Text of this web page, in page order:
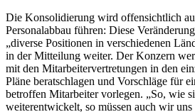
Die Konsolidierung wird offensichtlich
Personalabbau führen: Diese
„diverse Positionen in verschiedenen
in der Mitteilung weiter. Der Konzern
mit den Mitarbeitervertretungen in den
Pläne beratschlagen und Vorschläge für
betroffen Mitarbeiter vorlegen. „So, wie
weiterentwickelt, so müssen auch wir